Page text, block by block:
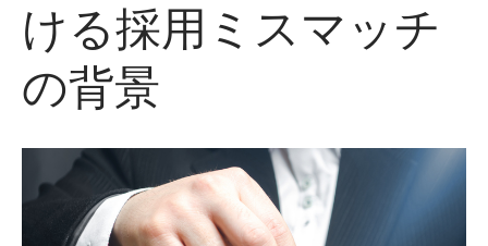
ける採用ミスマッチ
の背景